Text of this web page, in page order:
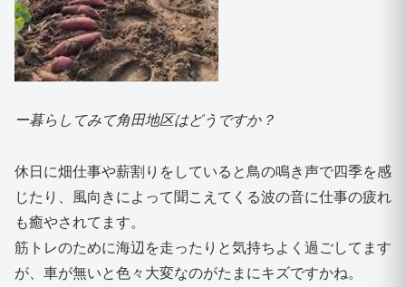
ー暮らしてみて角田地区はどうですか？
休日に畑仕事や薪割りをしていると鳥の鳴き声で四季を感
じたり、風向きによって聞こえてくる波の音に仕事の疲れ
も癒やされてます。
筋トレのために海辺を走ったりと気持ちよく過ごしてます
が、車が無いと色々大変なのがたまにキズですかね。